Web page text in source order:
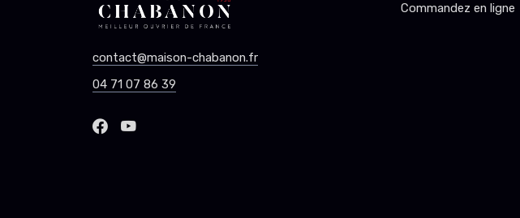
contact@maison-chabanon.fr
04 71 07 86 39
Commandez en ligne